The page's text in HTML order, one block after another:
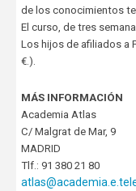
de los conocimientos
El curso, de tres
Los hijos de afiliados a
€.).
MÁS INFORMACIÓN
Academia Atlas
C/ Malgrat de Mar, 9
MADRID
Tlf.: 91 380 21 80